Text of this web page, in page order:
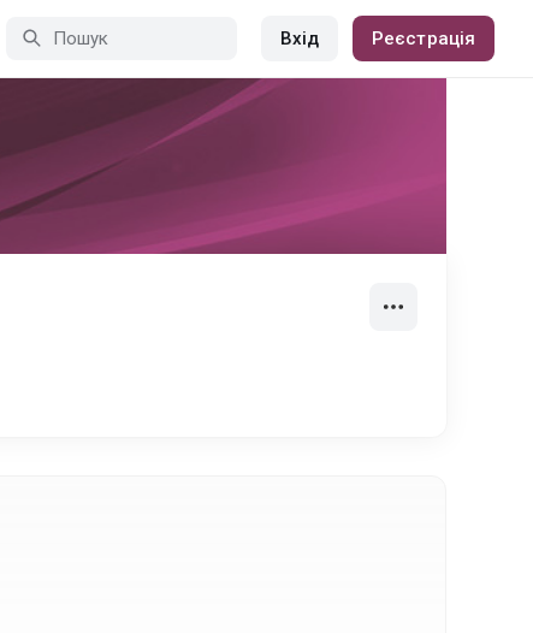
Вхід Реєстрація